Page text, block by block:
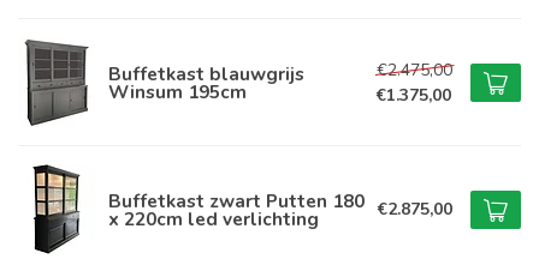
Buffetkast blauwgrijs
Winsum 195cm
€2.475,00
€1.375,00
Buffetkast zwart Putten 180
x 220cm led verlichting €2.875,00